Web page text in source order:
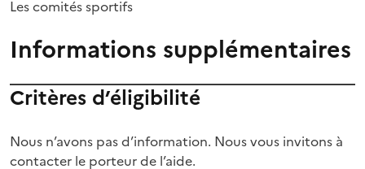
Les comités sportifs
Informations supplémentaires
Critères d’éligibilité
Nous n’avons pas d’information. Nous vous invitons à
contacter le porteur de l’aide.